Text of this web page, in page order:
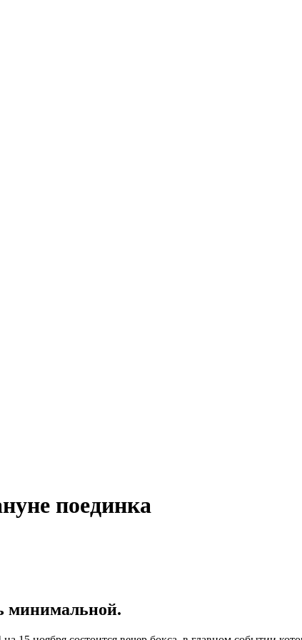
поединка
минимальной.